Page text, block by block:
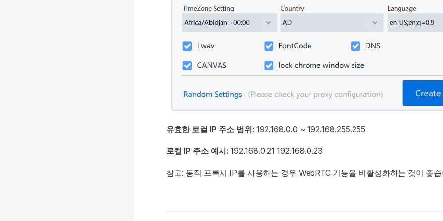
유효한 로컬 IP 주소 범위: 192.168.0.0 ~ 192.168.255.255
로컬 IP 주소 예시: 192.168.0.21 192.168.0.23
참고: 동적 프록시 IP를 사용하는 경우 WebRTC 기능을 비활성화하는 것이 좋